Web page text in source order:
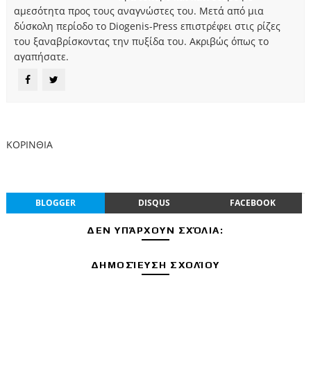
αμεσότητα προς τους αναγνώστες του. Μετά από μια
δύσκολη περίοδο το Diogenis-Press επιστρέφει στις ρίζες
του ξαναβρίσκοντας την πυξίδα του. Ακριβώς όπως το
αγαπήσατε.
ΚΟΡΙΝΘΙΑ
BLOGGER DISQUS FACEBOOK
ΔΕΝ ΥΠΆΡΧΟΥΝ ΣΧΌΛΙΑ:
ΔΗΜΟΣΊΕΥΣΗ ΣΧΟΛΊΟΥ